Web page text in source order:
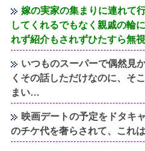
嫁の実家の集まりに連れて
してくれるでもなく親戚の輪
れず紹介もされずひたすら無
いつものスーパーで偶然見
くその話しただけなのに、そ
まい…
映画デートの予定をドタキ
のチケ代を奢らされて、これ